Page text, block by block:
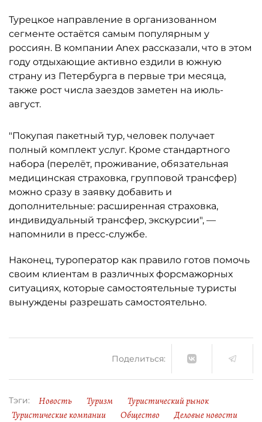
Турецкое направление в организованном
сегменте остаётся самым популярным у
россиян. В компании Anex рассказали, что в этом
году отдыхающие активно ездили в южную
страну из Петербурга в первые три месяца,
также рост числа заездов заметен на июль-
август.
"Покупая пакетный тур, человек получает
полный комплект услуг. Кроме стандартного
набора (перелёт, проживание, обязательная
медицинская страховка, групповой трансфер)
можно сразу в заявку добавить и
дополнительные: расширенная страховка,
индивидуальный трансфер, экскурсии", —
напомнили в пресс-службе.
Наконец, туроператор как правило готов помочь
своим клиентам в различных форсмажорных
ситуациях, которые самостоятельные туристы
вынуждены разрешать самостоятельно.
Поделиться:
Тэги: Новость Туризм
Туристический рынок
Туристические компании
Общество
Деловые новости